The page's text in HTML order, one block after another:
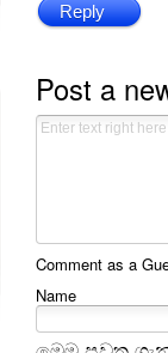
Reply
Post a
Comment as a
Name